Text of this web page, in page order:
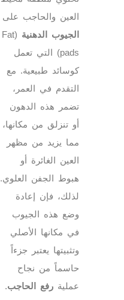
العين والحاجب على
الجيوب الدهنية
(Fat
pads) التي تعمل
كوسائد طبيعية. مع
التقدم في العمر،
تضمر هذه الدهون
أو تنزلق من مكانها،
مما يزيد من مظهر
العين الغائرة أو
هبوط الجفن العلوي.
لذلك، فإن إعادة
وضع هذه الجيوب
في مكانها الأصلي
وتثبيتها يعتبر جزءاً
حاسماً من نجاح
عملية رفع الحاجب.